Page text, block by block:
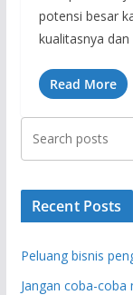
potensi besar
kualitasnya
Read More
Recent Posts
Peluang bisnis
Jangan coba-coba